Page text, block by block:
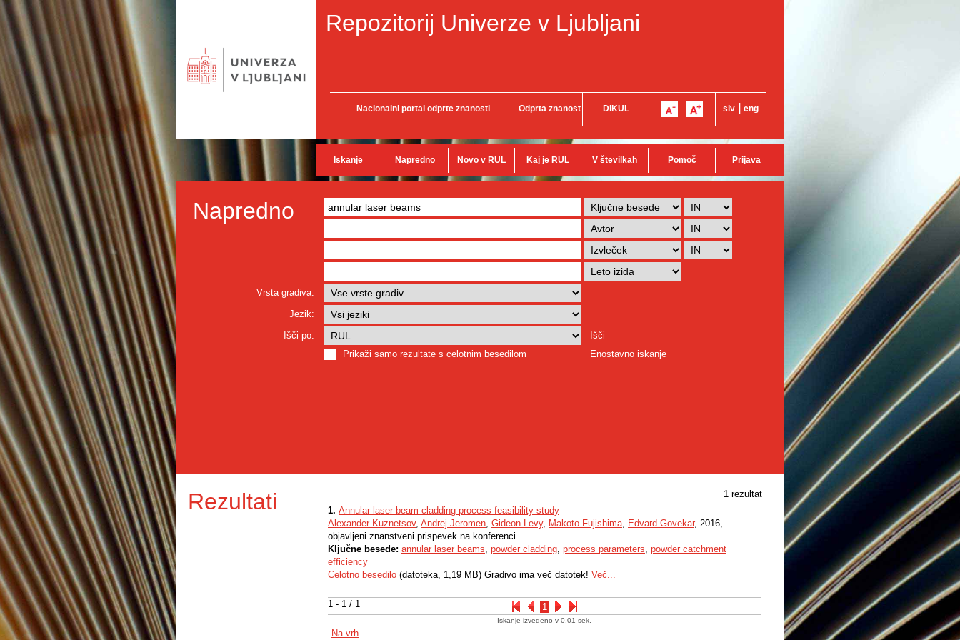
Repozitorij Univerze v Ljubljani
Nacionalni portal odprte znanosti Odprta znanost DiKUL slv eng
Iskanje Napredno Novo v RUL Kaj je RUL V številkah Pomoč Prijava
Napredno
Vrsta gradiva:
Jezik:
Išči po:
Išči
Prikaži samo rezultate s celotnim besedilom
Enostavno iskanje
Rezultati 1 rezultat
1 - 1 / 1 1
1. Annular laser beam cladding process feasibility study
Alexander Kuznetsov, Andrej Jeromen, Gideon Levy, Makoto Fujishima, Edvard Govekar, 2016,
objavljeni znanstveni prispevek na konferenci
Ključne besede: annular laser beams, powder cladding, process parameters, powder catchment
efficiency
Celotno besedilo (datoteka, 1,19 MB) Gradivo ima več datotek! Več...
Iskanje izvedeno v 0.01 sek.
Na vrh